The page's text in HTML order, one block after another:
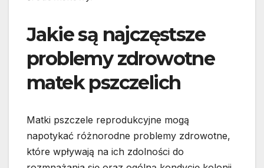
Jakie są najczęstsze
problemy zdrowotne
matek pszczelich
Matki pszczele reprodukcyjne mogą
napotykać różnorodne problemy zdrowotne,
które wpływają na ich zdolności do